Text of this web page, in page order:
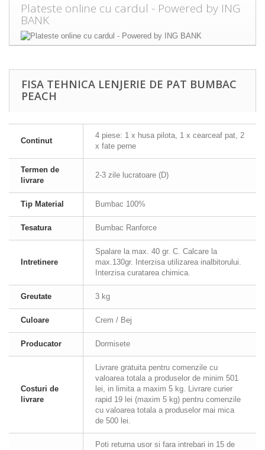
Plateste online cu cardul - Powered by ING
BANK
FISA TEHNICA LENJERIE DE PAT BUMBAC
PEACH
Continut
4 piese: 1 x husa pilota, 1 x cearceaf pat, 2
x fate perne
Termen de
livrare
2-3 zile lucratoare (D)
Tip Material Bumbac 100%
Tesatura Bumbac Ranforce
Intretinere
Spalare la max. 40 gr. C. Calcare la
max.130gr. Interzisa utilizarea inalbitorului.
Interzisa curatarea chimica.
Greutate 3 kg
Culoare Crem / Bej
Producator Dormisete
Costuri de
livrare
Livrare gratuita pentru comenzile cu
valoarea totala a produselor de minim 501
lei, in limita a maxim 5 kg. Livrare curier
rapid 19 lei (maxim 5 kg) pentru comenzile
cu valoarea totala a produselor mai mica
de 500 lei.
Poti returna usor si fara intrebari in 15 de